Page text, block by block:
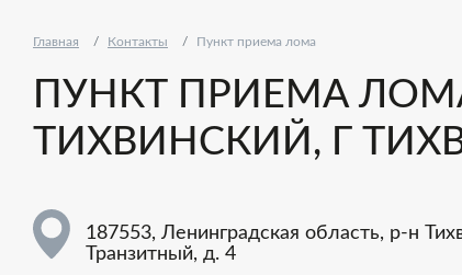
Главная Контакты Пункт приема лома
ПУНКТ ПРИЕМА
ТИХВИНСКИЙ, Г
187553, Ленинградская область, р-н
Транзитный, д. 4